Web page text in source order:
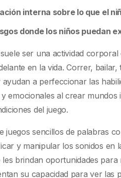
interna sobre lo que el
donde los niños puedan
ser una actividad
en la vida. Correr,
a perfeccionar las
emocionales al crear
del juego.
juegos sencillos de palabras
y manipular los sonidos en
brindan oportunidades
su capacidad para ver las